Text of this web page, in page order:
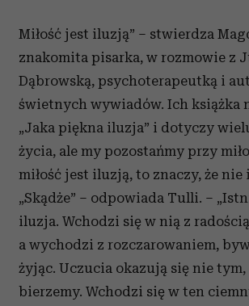
Miłość jest iluzją” – stwierdza
znakomita pisarka, w rozmowie z
Dąbrowską, psychoterapeutką i
świetnych wywiadów. Ich książka
„Jaka piękna iluzja” i dotyczy
życia, ale my pozostańmy przy
miłość jest iluzją, to znaczy, że nie
„Skądże” – odpowiada Tulli. –
iluzja. Wchodzi się w nią z
a wychodzi z rozczarowaniem,
żyjąc. Uczucia okazują się nie tym,
bierzemy. Wchodzi się w ten